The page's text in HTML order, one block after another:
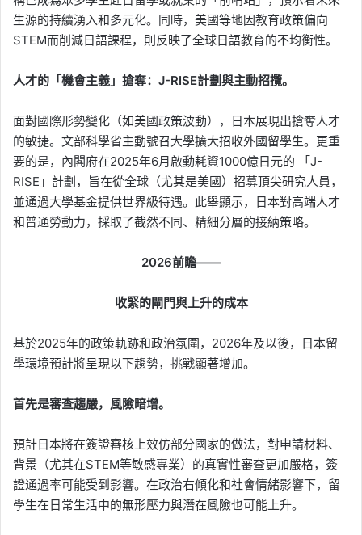
生源的持續湧入和多元化。同時，美國等地因教育政策偏向
STEM而削減日語課程，則反映了全球日語教育的不均衡性。
人才的「機會主義」搶奪：J-RISE計劃與主動招攬。
面對國際形勢變化（如美國政策波動），日本展現出搶奪人才
的敏捷。文部科學省主動號召大學擴大招收外國留學生。更重
要的是，內閣府在2025年6月啟動耗資1000億日元的 「J-
RISE」計劃，旨在從全球（尤其是美國）招募頂尖研究人員，
並通過大學基金提供世界級待遇。此舉顯示，日本對高端人才
和普通勞動力，採取了截然不同、精細分層的接納策略。
2026前瞻——
收緊的閘門與上升的成本
基於2025年的政策軌跡和政治氛圍，2026年及以後，日本留
學環境預計將呈現以下趨勢，挑戰顯著增加。
首先是審查趨嚴，風險暗增。
預計日本將在簽證審核上效仿部分國家的做法，對申請材料、
背景（尤其在STEM等敏感專業）的真實性審查更加嚴格，簽
證通過率可能受到影響。在政治右傾化和社會情緒影響下，留
學生在日常生活中的無形壓力與潛在風險也可能上升。